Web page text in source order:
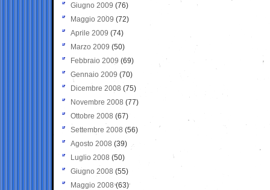
Giugno 2009 (76)
Maggio 2009 (72)
Aprile 2009 (74)
Marzo 2009 (50)
Febbraio 2009 (69)
Gennaio 2009 (70)
Dicembre 2008 (75)
Novembre 2008 (77)
Ottobre 2008 (67)
Settembre 2008 (56)
Agosto 2008 (39)
Luglio 2008 (50)
Giugno 2008 (55)
Maggio 2008(63)